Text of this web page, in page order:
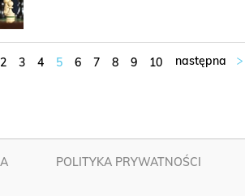
2 3 4 5 6 7 8 9 10
POLITYKA PRYWATNOŚCI